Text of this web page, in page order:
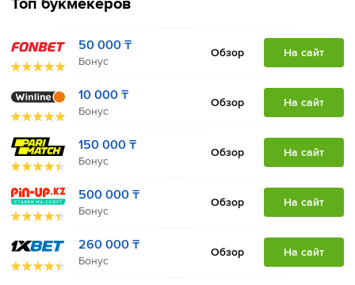
Топ букмекеров
50 000 ₸
Бонус
Обзор На сайт
10 000 ₸
Бонус
Обзор На сайт
150 000 ₸
Бонус
Обзор На сайт
500 000 ₸
Бонус
Обзор На сайт
260 000 ₸
Бонус
Обзор На сайт